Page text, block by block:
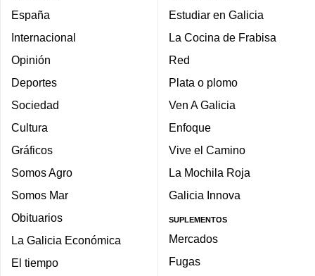
España
Internacional
Opinión
Deportes
Sociedad
Cultura
Gráficos
Somos Agro
Somos Mar
Obituarios
La Galicia Económica
El tiempo
Estudiar en Galicia
La Cocina de Frabisa
Red
Plata o plomo
Ven A Galicia
Enfoque
Vive el Camino
La Mochila Roja
Galicia Innova
SUPLEMENTOS
Mercados
Fugas